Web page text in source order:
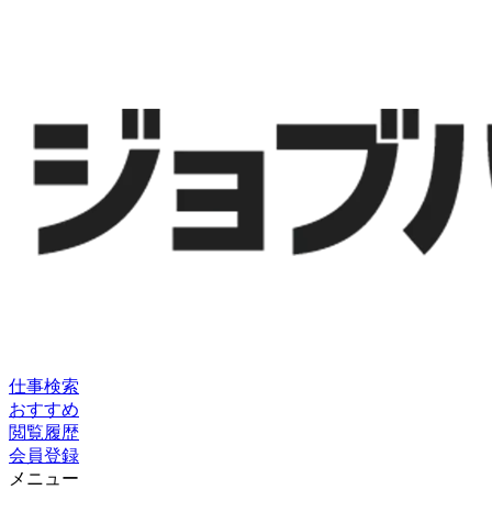
仕事検索
おすすめ
閲覧履歴
会員登録
メニュー